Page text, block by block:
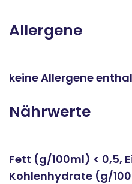
Allergene
keine Allergene
Nährwerte
Fett (g/100ml) < 0,5,
Kohlenhydrate (g/